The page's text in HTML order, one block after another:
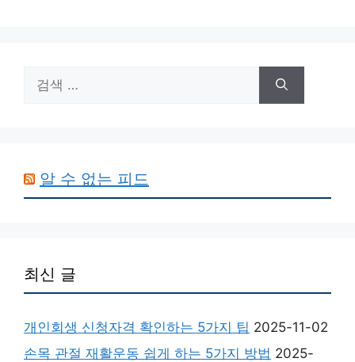
색:
알 수 없는 피드
최신 글
개인회생 신청자격 확인하는 5가지 팁 2025-11-02
손목 관절 재활운동 쉽게 하는 5가지 방법 2025-